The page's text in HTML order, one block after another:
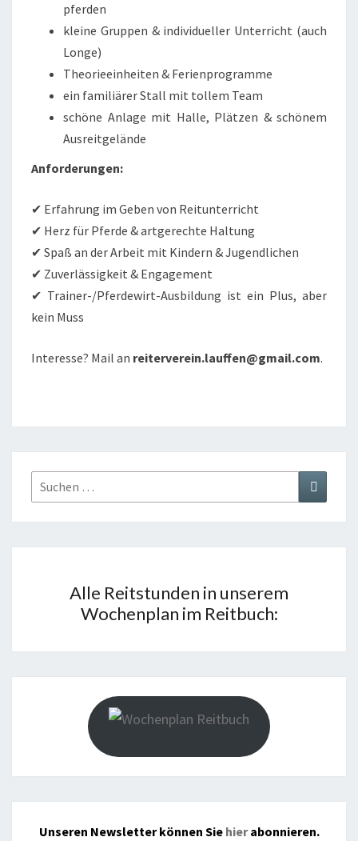
pferden
kleine Gruppen & individueller Unterricht (auch
Longe)
Theorieeinheiten & Ferienprogramme
ein familiärer Stall mit tollem Team
schöne Anlage mit Halle, Plätzen & schönem
Ausreitgelände
Anforderungen:
✔ Erfahrung im Geben von Reitunterricht
✔ Herz für Pferde & artgerechte Haltung
✔ Spaß an der Arbeit mit Kindern & Jugendlichen
✔ Zuverlässigkeit & Engagement
✔ Trainer-/Pferdewirt-Ausbildung ist ein Plus, aber
kein Muss
Interesse? Mail an reiterverein.lauffen@gmail.com.
Suchen
nach:
Suchen
Alle Reitstunden in unserem
Wochenplan im Reitbuch:
Unseren Newsletter können Sie hierabonnieren.